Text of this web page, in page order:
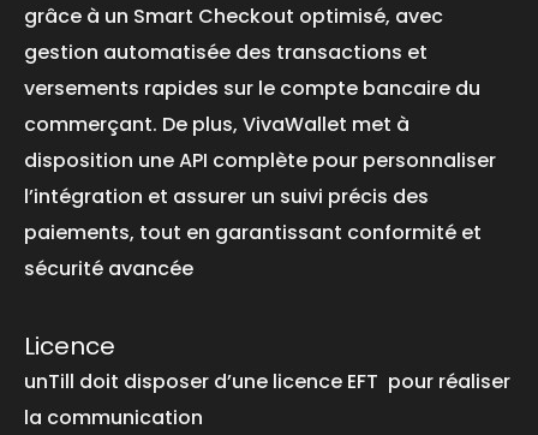
grâce à un Smart Checkout optimisé, avec
gestion automatisée des transactions et
versements rapides sur le compte bancaire du
commerçant. De plus, VivaWallet met à
disposition une API complète pour personnaliser
l’intégration et assurer un suivi précis des
paiements, tout en garantissant conformité et
sécurité avancée
Licence
unTill doit disposer d’une licence EFT pour réaliser
la communication